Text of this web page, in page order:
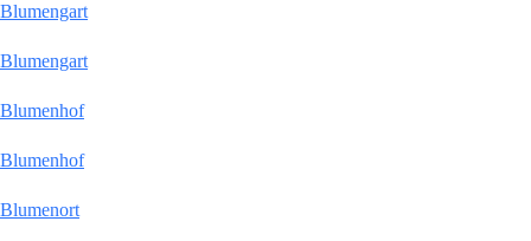
Blumengart
Blumengart
Blumenhof
Blumenhof
Blumenort